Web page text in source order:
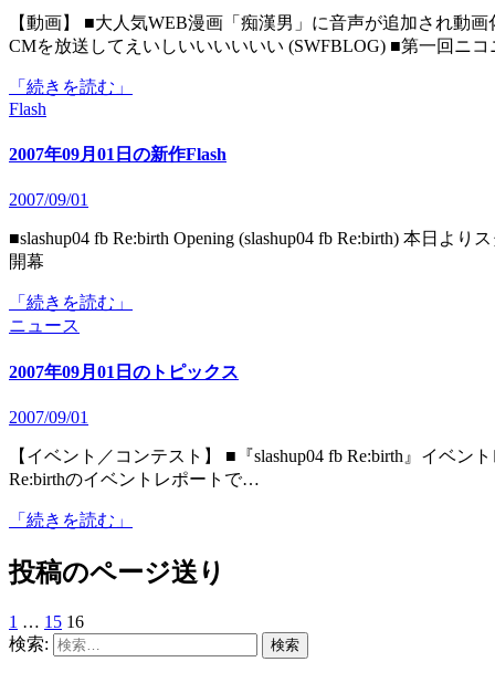
【動画】 ■大人気WEB漫画「痴漢男」に音声が追加され動画化！ (GilCrowsの映像技術研究所) ■公共広告機構は大変な
CMを放送してえいしいいいいいい (SWFBLOG) ■第一回ニ
「続きを読む」
Flash
2007年09月01日の新作Flash
2007/09/01
■slashup04 fb Re:birth Opening (slashup04 fb Re:birth) 本日よりスタートしたslashup04オンライン公開。本日は、イベント
開幕
「続きを読む」
ニュース
2007年09月01日のトピックス
2007/09/01
【イベント／コンテスト】 ■『slashup04 fb Re:birth』イベントレポート (CloseUp Flash) 先月開催されたslashup04 fb
Re:birthのイベントレポートで…
「続きを読む」
投稿のページ送り
1 … 15 16
検索: